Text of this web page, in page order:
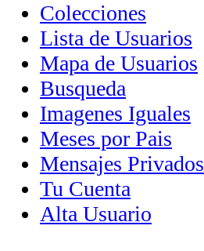
Colecciones
Lista de Usuarios
Mapa de Usuarios
Busqueda
Imagenes Iguales
Meses por Pais
Mensajes Privados
Tu Cuenta
Alta Usuario